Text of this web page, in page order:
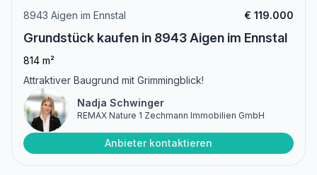
8943 Aigen im Ennstal € 119.000
Grundstück kaufen in 8943 Aigen im Ennstal
814 m²
Attraktiver Baugrund mit Grimmingblick!
Nadja Schwinger
REMAX Nature 1 Zechmann Immobilien GmbH
Anbieter kontaktieren